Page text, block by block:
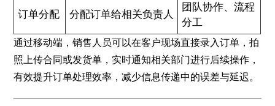
订单分配 分配订单给相关负责人
团队协作、流程
分工
通过移动端，销售人员可以在客户现场直接录入订单，拍
照上传合同或发货单，实时通知相关部门进行后续操作，
有效提升订单处理效率，减少信息传递中的误差与延迟。